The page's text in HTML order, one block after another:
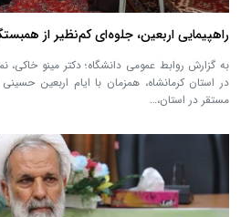
راهپیمایی اربعین، جلوه‌ای کم‌نظیر از
به گزارش روابط عمومی دانشگاه؛ دکتر مینو خاکی،
در استان کرمانشاه، همزمان با ایام اربعین
مستقر در استان،…